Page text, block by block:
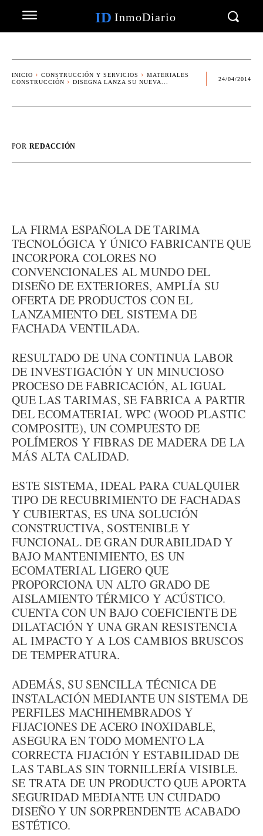
ID InmoDiario
INICIO CONSTRUCCIÓN Y SERVICIOS
MATERIALES
CONSTRUCCIÓN
DISEGNA LANZA SU NUEVA...
24/04/2014
POR REDACCIÓN
LA FIRMA ESPAÑOLA DE TARIMA
TECNOLÓGICA Y ÚNICO FABRICANTE QUE
INCORPORA COLORES NO
CONVENCIONALES AL MUNDO DEL
DISEÑO DE EXTERIORES, AMPLÍA SU
OFERTA DE PRODUCTOS CON EL
LANZAMIENTO DEL SISTEMA DE
FACHADA VENTILADA.
RESULTADO DE UNA CONTINUA LABOR
DE INVESTIGACIÓN Y UN MINUCIOSO
PROCESO DE FABRICACIÓN, AL IGUAL
QUE LAS TARIMAS, SE FABRICA A PARTIR
DEL ECOMATERIAL WPC (WOOD PLASTIC
COMPOSITE), UN COMPUESTO DE
POLÍMEROS Y FIBRAS DE MADERA DE LA
MÁS ALTA CALIDAD.
ESTE SISTEMA, IDEAL PARA CUALQUIER
TIPO DE RECUBRIMIENTO DE FACHADAS
Y CUBIERTAS, ES UNA SOLUCIÓN
CONSTRUCTIVA, SOSTENIBLE Y
FUNCIONAL. DE GRAN DURABILIDAD Y
BAJO MANTENIMIENTO, ES UN
ECOMATERIAL LIGERO QUE
PROPORCIONA UN ALTO GRADO DE
AISLAMIENTO TÉRMICO Y ACÚSTICO.
CUENTA CON UN BAJO COEFICIENTE DE
DILATACIÓN Y UNA GRAN RESISTENCIA
AL IMPACTO Y A LOS CAMBIOS BRUSCOS
DE TEMPERATURA.
ADEMÁS, SU SENCILLA TÉCNICA DE
INSTALACIÓN MEDIANTE UN SISTEMA DE
PERFILES MACHIHEMBRADOS Y
FIJACIONES DE ACERO INOXIDABLE,
ASEGURA EN TODO MOMENTO LA
CORRECTA FIJACIÓN Y ESTABILIDAD DE
LAS TABLAS SIN TORNILLERÍA VISIBLE.
SE TRATA DE UN PRODUCTO QUE APORTA
SEGURIDAD MEDIANTE UN CUIDADO
DISEÑO Y UN SORPRENDENTE ACABADO
ESTÉTICO.